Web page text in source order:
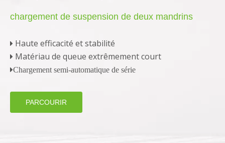
chargement de suspension de deux mandrins
 Haute efficacité et stabilité
 Matériau de queue extrêmement court
Chargement semi-automatique de série
PARCOURIR